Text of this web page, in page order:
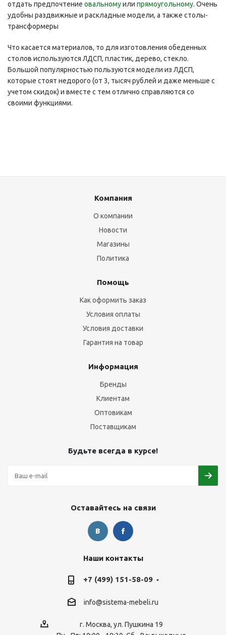
отдать предпочтение овальномуили прямоугольному. Очень
удобны раздвижные и раскладные модели, а также столы-
трансформеры
Что касается материалов, то для изготовления обеденных
столов используются ЛДСП, пластик, дерево, стекло.
Большой популярностью пользуются модели из ЛДСП,
которые стоят недорого (от 3, тысяч рублей и даже меньше с
учетом скидок) и вместе с тем отлично справляются со
своими функциями.
Компания
О компании
Новости
Магазины
Политика
Помощь
Как оформить заказ
Условия оплаты
Условия доставки
Гарантия на товар
Информация
Бренды
Клиентам
Оптовикам
Поставщикам
Будьте всегда в курсе!
Оставайтесь на связи
Наши контакты
+7 (499) 151-58-09
info@sistema-mebeli.ru
г. Москва, ул. Пушкина 19